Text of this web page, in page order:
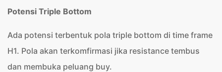
Potensi Triple Bottom
Ada potensi terbentuk pola triple bottom di time frame
H1. Pola akan terkomfirmasi jika resistance tembus
dan membuka peluang buy.